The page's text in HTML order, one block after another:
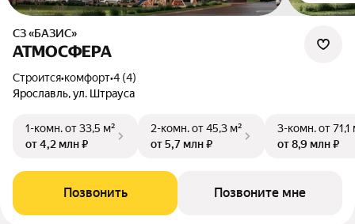
СЗ «БАЗИС»
АТМОСФЕРА
Строится•комфорт•4 (4)
Ярославль, ул. Штрауса
1-комн.от 33,5 м²
от 4,2 млн ₽
2-комн.от 45,3 м²
от 5,7 млн ₽
3-комн.от 71,1
от 8,9 млн ₽
Позвонить Позвоните мне